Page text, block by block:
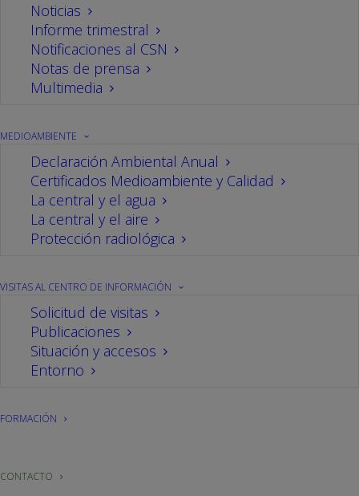
Noticias
Informe trimestral
Notificaciones al CSN
Notas de prensa
Multimedia
MEDIOAMBIENTE
Declaración Ambiental Anual
Certificados Medioambiente y Calidad
La central y el agua
La central y el aire
Protección radiológica
VISITAS AL CENTRO DE INFORMACIÓN
Solicitud de visitas
Publicaciones
Situación y accesos
Entorno
FORMACIÓN
CONTACTO